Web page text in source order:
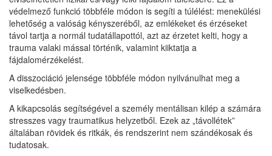
védelmező funkció többféle módon is segíti a túlélést: menekülési
lehetőség a valóság kényszeréből, az emlékeket és érzéseket
távol tartja a normál tudatállapottól, azt az érzetet kelti, hogy a
trauma valaki mással történik, valamint kiiktatja a
fájdalomérzékelést.
A disszociáció jelensége többféle módon nyilvánulhat meg a
viselkedésben.
A kikapcsolás segítségével a személy mentálisan kilép a számára
stresszes vagy traumatikus helyzetből. Ezek az „távollétek”
általában rövidek és ritkák, és rendszerint nem szándékosak és
tudatosak.